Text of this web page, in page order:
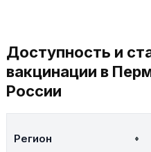
Доступность и
вакцинации в
России
Регион